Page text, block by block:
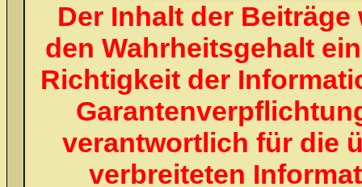
Der Inhalt der
den Wahrheitsgehalt
Richtigkeit der
verantwortlich für die
verbreiteten